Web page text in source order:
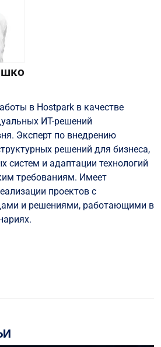
в Hostpark в качестве
ИТ-решений
Эксперт по внедрению
решений для бизнеса,
систем и адаптации технологий
требованиям. Имеет
проектов с
и решениями, работающими в